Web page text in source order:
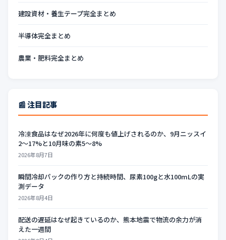
建設資材・養生テープ完全まとめ
半導体完全まとめ
農業・肥料完全まとめ
📰 注目記事
冷凍食品はなぜ2026年に何度も値上げされるのか、9月ニッスイ
2〜17%と10月味の素5〜8%
2026年8月7日
瞬間冷却パックの作り方と持続時間、尿素100gと水100mLの実
測データ
2026年8月4日
配送の遅延はなぜ起きているのか、熊本地震で物流の余力が消
えた一週間